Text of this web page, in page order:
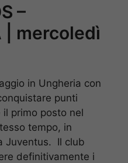
–
| mercoledì
in Ungheria con
punti
primo posto nel
tempo, in
Juventus. Il club
definitivamente i